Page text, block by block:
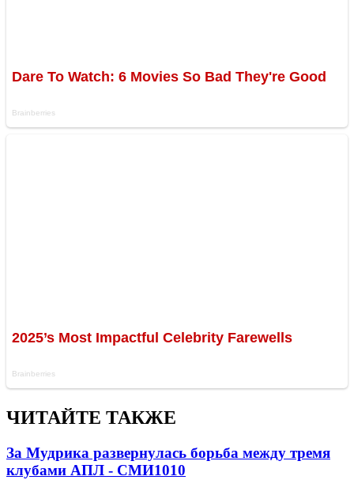
ЧИТАЙТЕ ТАКЖЕ
За Мудрика развернулась борьба между тремя
клубами АПЛ - СМИ1010